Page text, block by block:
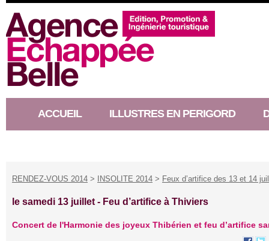
ACCUEIL ILLUSTRES EN PERIGORD
RENDEZ-VOUS 2014 > INSOLITE 2014 > Feux d’artifice des 13 et 14
le samedi 13 juillet - Feu d’artifice à Thiviers
Concert de l'Harmonie des joyeux Thibérien et feu d’artifice